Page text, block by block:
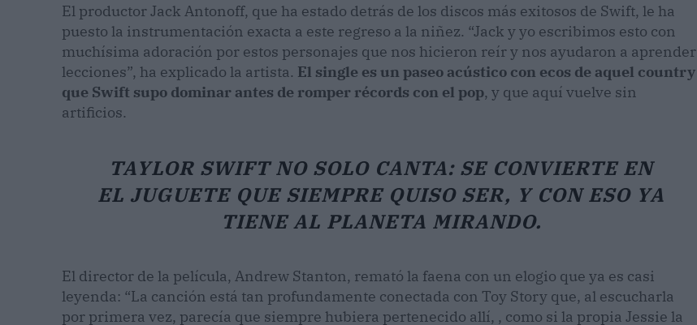
El productor Jack Antonoff, que ha estado detrás de los discos más exitosos de Swift, le ha
puesto la instrumentación exacta a este regreso a la niñez. “Jack y yo escribimos esto con
muchísima adoración por estos personajes que nos hicieron reír y nos ayudaron a aprender
lecciones”, ha explicado la artista. El single es un paseo acústico con ecos de aquel country
que Swift supo dominar antes de romper récords con el pop, y que aquí vuelve sin
artificios.
TAYLOR SWIFT NO SOLO CANTA: SE CONVIERTE EN
EL JUGUETE QUE SIEMPRE QUISO SER, Y CON ESO YA
TIENE AL PLANETA MIRANDO.
El director de la película, Andrew Stanton, remató la faena con un elogio que ya es casi
leyenda: “La canción está tan profundamente conectada con Toy Story que, al escucharla
por primera vez, parecía que siempre hubiera pertenecido allí, , como si la propia Jessie la